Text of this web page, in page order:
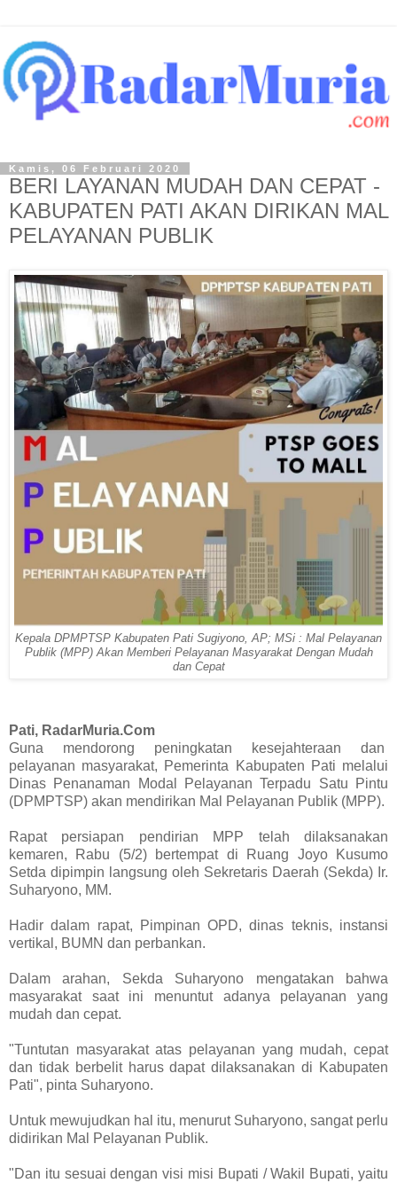
Kamis, 06 Februari 2020
BERI LAYANAN MUDAH DAN CEPAT -
KABUPATEN PATI AKAN DIRIKAN MAL
PELAYANAN PUBLIK
Kepala DPMPTSP Kabupaten Pati Sugiyono, AP; MSi : Mal Pelayanan
Publik (MPP) Akan Memberi Pelayanan Masyarakat Dengan Mudah
dan Cepat
Pati, RadarMuria.Com
Guna mendorong peningkatan kesejahteraan dan
pelayanan masyarakat, Pemerinta Kabupaten Pati melalui
Dinas Penanaman Modal Pelayanan Terpadu Satu Pintu
(DPMPTSP) akan mendirikan Mal Pelayanan Publik (MPP).
Rapat persiapan pendirian MPP telah dilaksanakan
kemaren, Rabu (5/2) bertempat di Ruang Joyo Kusumo
Setda dipimpin langsung oleh Sekretaris Daerah (Sekda) Ir.
Suharyono, MM.
Hadir dalam rapat, Pimpinan OPD, dinas teknis, instansi
vertikal, BUMN dan perbankan.
Dalam arahan, Sekda Suharyono mengatakan bahwa
masyarakat saat ini menuntut adanya pelayanan yang
mudah dan cepat.
"Tuntutan masyarakat atas pelayanan yang mudah, cepat
dan tidak berbelit harus dapat dilaksanakan di Kabupaten
Pati", pinta Suharyono.
Untuk mewujudkan hal itu, menurut Suharyono, sangat perlu
didirikan Mal Pelayanan Publik.
"Dan itu sesuai dengan visi misi Bupati / Wakil Bupati, yaitu